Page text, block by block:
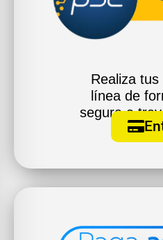
Realiza
línea de
segura a